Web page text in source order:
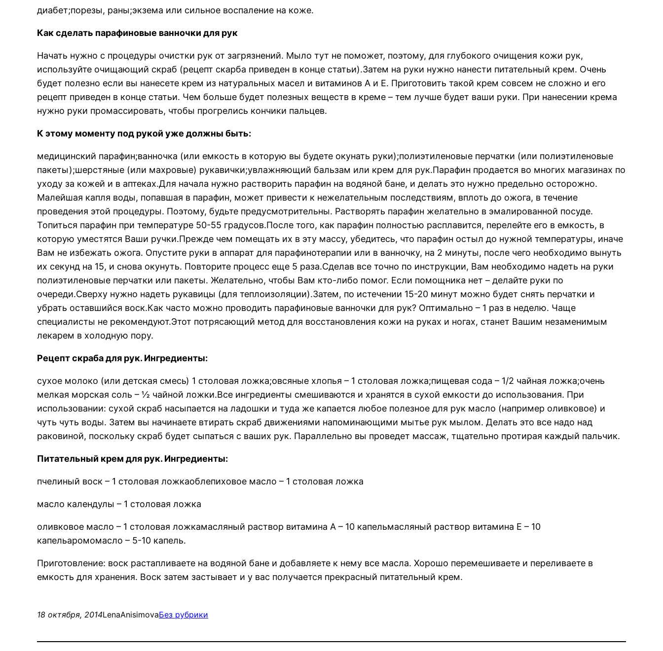
диабет;порезы, раны;экзема или сильное воспаление на коже.
Как сделать парафиновые ванночки для рук
Начать нужно с процедуры очистки рук от загрязнений. Мыло тут не поможет, поэтому, для глубокого очищения кожи рук,
используйте очищающий скраб (рецепт скарба приведен в конце статьи).Затем на руки нужно нанести питательный крем. Очень
будет полезно если вы нанесете крем из натуральных масел и витаминов А и Е. Приготовить такой крем совсем не сложно и его
рецепт приведен в конце статьи. Чем больше будет полезных веществ в креме – тем лучше будет ваши руки. При нанесении крема
нужно руки промассировать, чтобы прогрелись кончики пальцев.
К этому моменту под рукой уже должны быть:
медицинский парафин;ванночка (или емкость в которую вы будете окунать руки);полиэтиленовые перчатки (или полиэтиленовые
пакеты);шерстяные (или махровые) рукавички;увлажняющий бальзам или крем для рук.Парафин продается во многих магазинах по
уходу за кожей и в аптеках.Для начала нужно растворить парафин на водяной бане, и делать это нужно предельно осторожно.
Малейшая капля воды, попавшая в парафин, может привести к нежелательным последствиям, вплоть до ожога, в течение
проведения этой процедуры. Поэтому, будьте предусмотрительны. Растворять парафин желательно в эмалированной посуде.
Топиться парафин при температуре 50-55 градусов.После того, как парафин полностью расплавится, перелейте его в емкость, в
которую уместятся Ваши ручки.Прежде чем помещать их в эту массу, убедитесь, что парафин остыл до нужной температуры, иначе
Вам не избежать ожога. Опустите руки в аппарат для парафинотерапии или в ванночку, на 2 минуты, после чего необходимо вынуть
их секунд на 15, и снова окунуть. Повторите процесс еще 5 раза.Сделав все точно по инструкции, Вам необходимо надеть на руки
полиэтиленовые перчатки или пакеты. Желательно, чтобы Вам кто-либо помог. Если помощника нет – делайте руки по
очереди.Сверху нужно надеть рукавицы (для теплоизоляции).Затем, по истечении 15-20 минут можно будет снять перчатки и
убрать оставшийся воск.Как часто можно проводить парафиновые ванночки для рук? Оптимально – 1 раз в неделю. Чаще
специалисты не рекомендуют.Этот потрясающий метод для восстановления кожи на руках и ногах, станет Вашим незаменимым
лекарем в холодную пору.
Рецепт скраба для рук. Ингредиенты:
сухое молоко (или детская смесь) 1 столовая ложка;овсяные хлопья – 1 столовая ложка;пищевая сода – 1/2 чайная ложка;очень
мелкая морская соль – ½ чайной ложки.Все ингредиенты смешиваются и хранятся в сухой емкости до использования. При
использовании: сухой скраб насыпается на ладошки и туда же капается любое полезное для рук масло (например оливковое) и
чуть чуть воды. Затем вы начинаете втирать скраб движениями напоминающими мытье рук мылом. Делать это все надо над
раковиной, поскольку скраб будет сыпаться с ваших рук. Параллельно вы проведет массаж, тщательно протирая каждый пальчик.
Питательный крем для рук. Ингредиенты:
пчелиный воск – 1 столовая ложкаоблепиховое масло – 1 столовая ложка
масло календулы – 1 столовая ложка
оливковое масло – 1 столовая ложкамасляный раствор витамина А – 10 капельмасляный раствор витамина Е – 10
капельаромомасло – 5-10 капель.
Приготовление: воск растапливаете на водяной бане и добавляете к нему все масла. Хорошо перемешиваете и переливаете в
емкость для хранения. Воск затем застывает и у вас получается прекрасный питательный крем.
18 октября, 2014LenaAnisimovaБез рубрики